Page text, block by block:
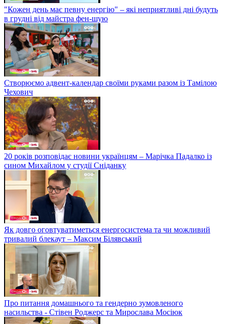
"Кожен день має певну енергію" – які неприятливі дні будуть
в грудні від майстра фен-шую
Створюємо адвент-календар своїми руками разом із Тамілою
Чехович
20 років розповідає новини українцям – Марічка Падалко із
сином Михайлом у студії Сніданку
Як довго оговтуватиметься енергосистема та чи можливий
тривалий блекаут – Максим Білявський
Про питання домашнього та гендерно зумовленого
насильства - Стівен Роджерс та Мирослава Мосіюк